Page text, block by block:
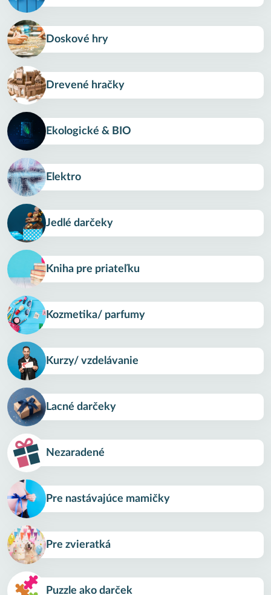
Doskové hry
Drevené hračky
Ekologické & BIO
Elektro
Jedlé darčeky
Kniha pre priateľku
Kozmetika/ parfumy
Kurzy/ vzdelávanie
Lacné darčeky
Nezaradené
Pre nastávajúce mamičky
Pre zvieratká
Puzzle ako darček